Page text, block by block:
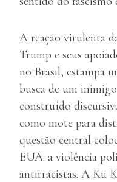
A reação virulenta
Trump e seus
no Brasil, estampa
busca de um
construído
como mote para
questão central
EUA: a violência
antirracistas. A Ku